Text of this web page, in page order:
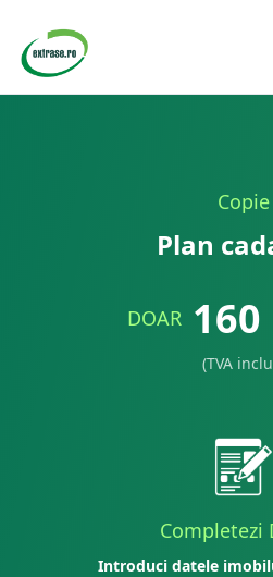
Copie
Plan
DOAR 160
(TVA
Completezi
Introduci datele